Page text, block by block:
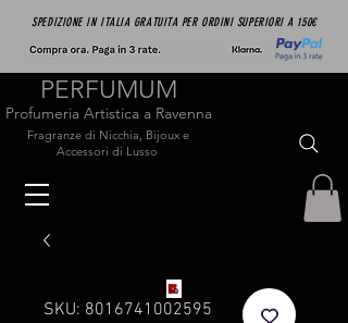
PERFUMUM
Profumeria Artistica a Ravenna
Fragranze di Nicchia, Bijoux e
Accessori di Lusso
SPEDIZIONE IN ITALIA GRATUITA PER ORDINI SUPERIORI A 150€
SKU: 8016741002595